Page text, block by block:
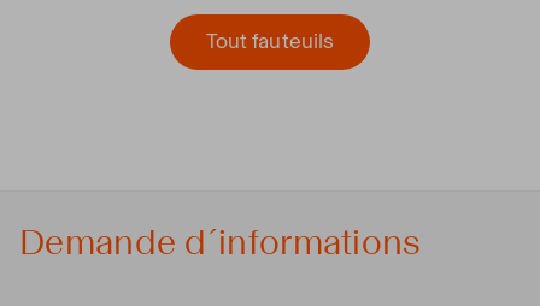
Tout fauteuils
Demande d´informations